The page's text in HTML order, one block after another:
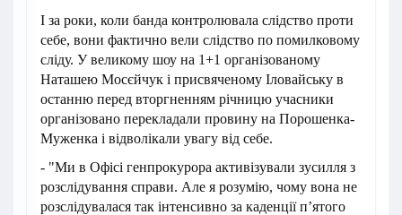
І за роки, коли банда контролювала слідство проти
себе, вони фактично вели слідство по помилковому
сліду. У великому шоу на 1+1 організованому
Наташею Мосєйчук і присвяченому Іловайську в
останню перед вторгненням річницю учасники
організовано перекладали провину на Порошенка-
Муженка і відволікали увагу від себе.
- "Ми в Офісі генпрокурора активізували зусилля з
розслідування справи. Але я розумію, чому вона не
розслідувалася так інтенсивно за каденції п’ятого